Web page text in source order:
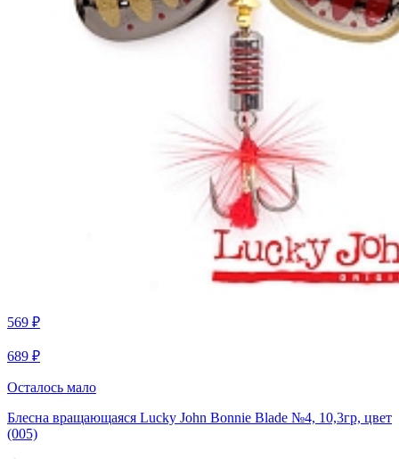
569 ₽
689 ₽
Осталось мало
Блесна вращающаяся Lucky John Bonnie Blade №4, 10,3гр, цвет
(005)